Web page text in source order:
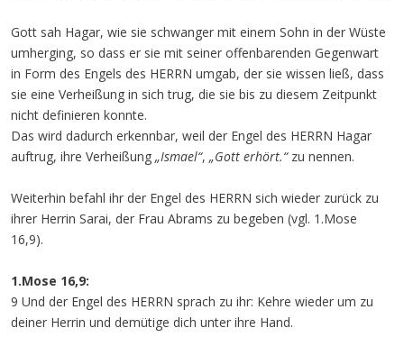
Gott sah Hagar, wie sie schwanger mit einem Sohn in der Wüste
umherging, so dass er sie mit seiner offenbarenden Gegenwart
in Form des Engels des HERRN umgab, der sie wissen ließ, dass
sie eine Verheißung in sich trug, die sie bis zu diesem Zeitpunkt
nicht definieren konnte.
Das wird dadurch erkennbar, weil der Engel des HERRN Hagar
auftrug, ihre Verheißung „Ismael“, „Gott erhört.“zu nennen.
Weiterhin befahl ihr der Engel des HERRN sich wieder zurück zu
ihrer Herrin Sarai, der Frau Abrams zu begeben (vgl. 1.Mose
16,9).
1.Mose 16,9:
9 Und der Engel des HERRN sprach zu ihr: Kehre wieder um zu
deiner Herrin und demütige dich unter ihre Hand.